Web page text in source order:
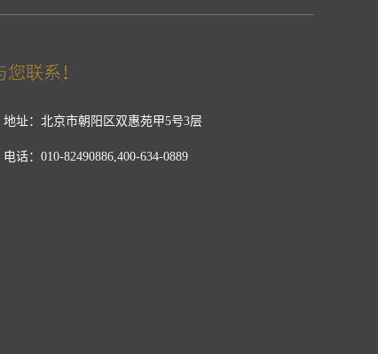
地址：北京市朝阳区双惠苑甲5号3层
电话：010-82490886,400-634-0889